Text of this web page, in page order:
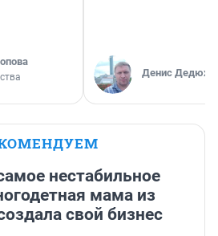
Денис
нестабильное
мама из
свой бизнес